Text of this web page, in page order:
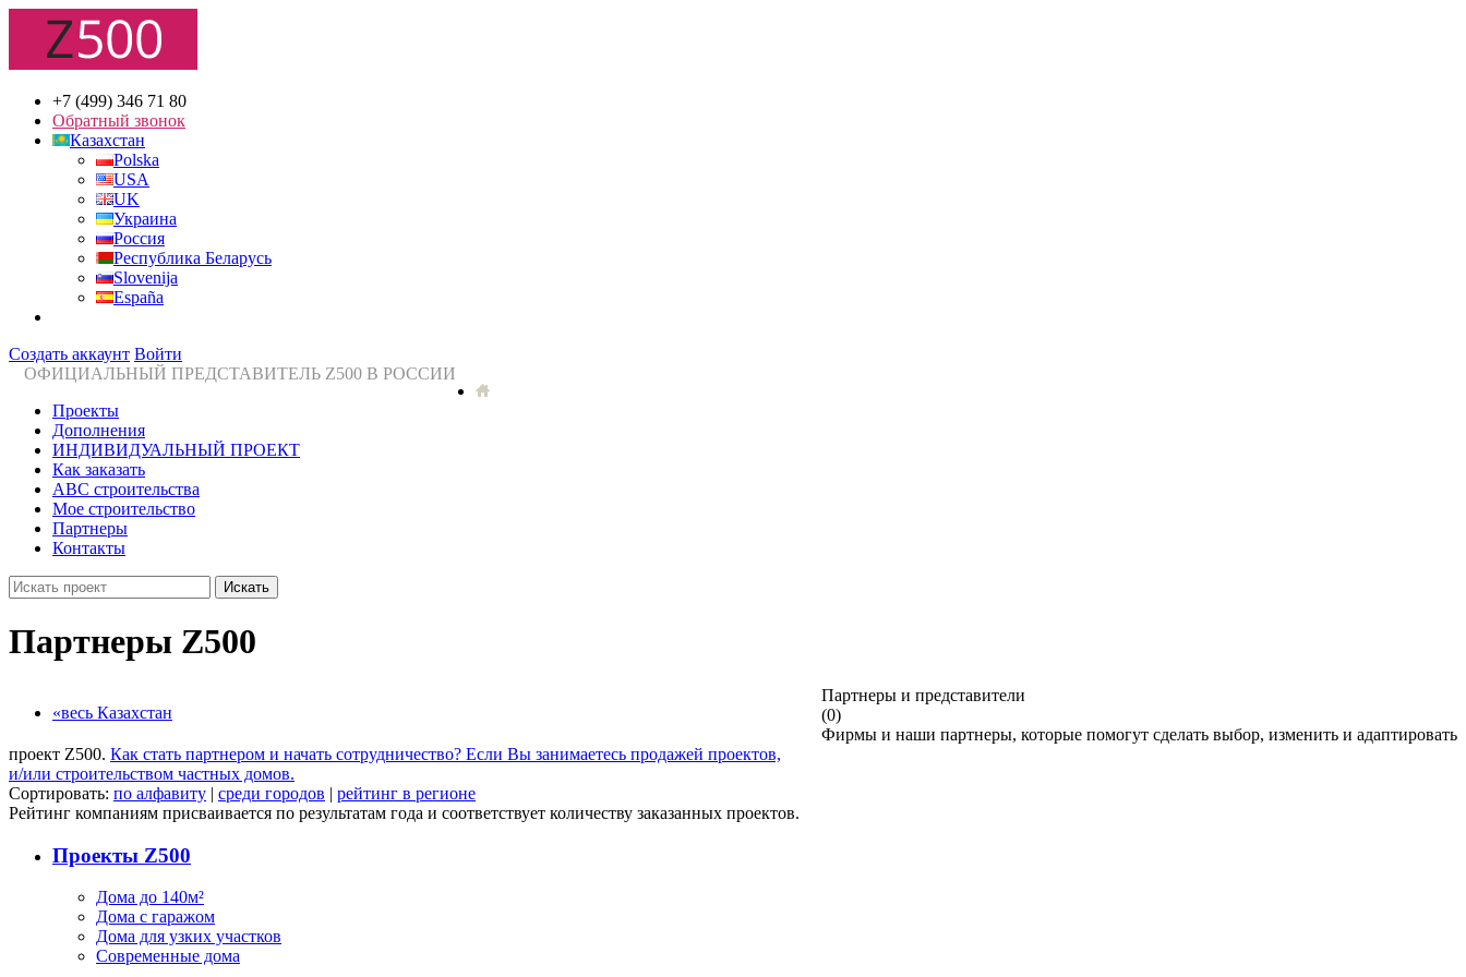
+7 (499) 346 71 80
Обратный звонок
Казахстан
Polska
USA
UK
Украина
Россия
Республика Беларусь
Slovenija
España
Создать аккаунт Войти
ОФИЦИАЛЬНЫЙ ПРЕДСТАВИТЕЛЬ Z500 В РОССИИ
Проекты
Дополнения
ИНДИВИДУАЛЬНЫЙ ПРОЕКТ
Как заказать
ABC строительства
Мое строительство
Партнеры
Контакты
Искать
Партнеры Z500
«весь Казахстан
Партнеры и представители
(0)
Фирмы и наши партнеры, которые помогут сделать выбор, изменить и адаптировать
проект Z500. Как стать партнером и начать сотрудничество? Если Вы занимаетесь продажей проектов,
и/или строительством частных домов.
Сортировать: по алфавиту | среди городов | рейтинг в регионе
Рейтинг компаниям присваивается по результатам года и соответствует количеству заказанных проектов.
Проекты Z500
Дома до 140м²
Дома с гаражом
Дома для узких участков
Современные дома